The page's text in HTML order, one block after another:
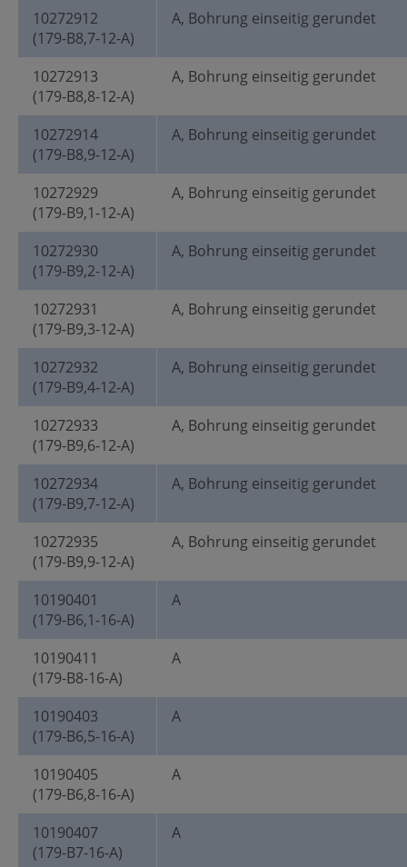
10272912
(179-B8,7-12-A)
A, Bohrung einseitig gerundet
10272913
(179-B8,8-12-A)
A, Bohrung einseitig gerundet
10272914
(179-B8,9-12-A)
A, Bohrung einseitig gerundet
10272929
(179-B9,1-12-A)
A, Bohrung einseitig gerundet
10272930
(179-B9,2-12-A)
A, Bohrung einseitig gerundet
10272931
(179-B9,3-12-A)
A, Bohrung einseitig gerundet
10272932
(179-B9,4-12-A)
A, Bohrung einseitig gerundet
10272933
(179-B9,6-12-A)
A, Bohrung einseitig gerundet
10272934
(179-B9,7-12-A)
A, Bohrung einseitig gerundet
10272935
(179-B9,9-12-A)
A, Bohrung einseitig gerundet
10190401
(179-B6,1-16-A)
A
10190411
(179-B8-16-A)
A
10190403
(179-B6,5-16-A)
A
10190405
(179-B6,8-16-A)
A
10190407
(179-B7-16-A)
A